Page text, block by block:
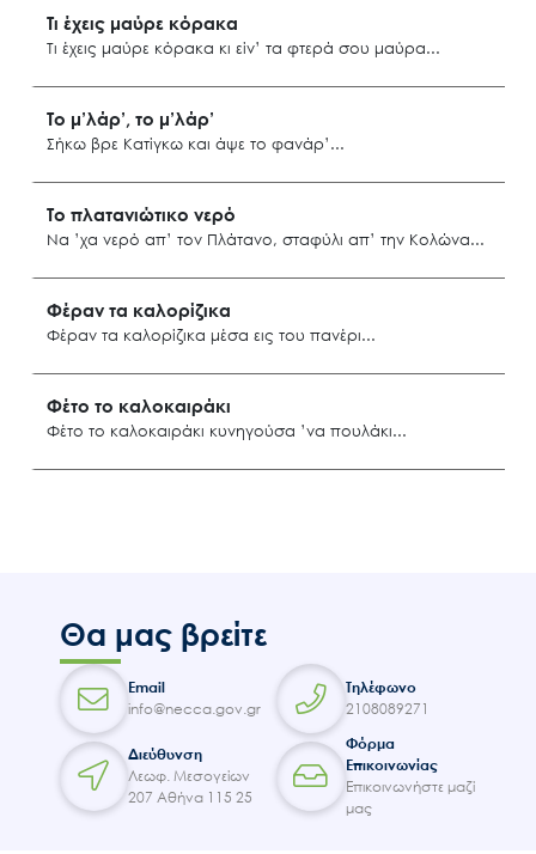
for:
Ο.ΦΥ.ΠΕ.Κ.Α.
Νέα – Δημοσιότητα
Μ.Δ.Π.Π.
Έργα
Εισιτήρια
Επικοινωνία
Ανατ. Αιγαίο
Τι έχεις μαύρε κόρακα
Τι έχεις μαύρε κόρακα κι είν’ τα φτερά σου μαύρα
Φούρνοι Ικαρίας
Το μ’λάρ’, το μ’λάρ’
Σήκω βρε Κατίγκω και άψε το φανάρ’
Λέσβος
Το πλατανιώτικο νερό
Να ’χα νερό απ’ τον Πλάτανο, σταφύλι απ’ την Κολώνα
Φέραν τα καλορίζικα
Φέραν τα καλορίζικα μέσα εις του πανέρι
Φέτο το καλοκαιράκι
Φέτο το καλοκαιράκι κυνηγούσα ’να πουλάκι
Θα μας βρείτε
Email
info@necca.gov.gr
Τηλέφωνο
2108089271
Διεύθυνση
Λεωφ. Μεσογείων
207 Αθήνα 115 25
Φόρμα
Επικοινωνίας
Επικοινωνήστε μαζί
μας